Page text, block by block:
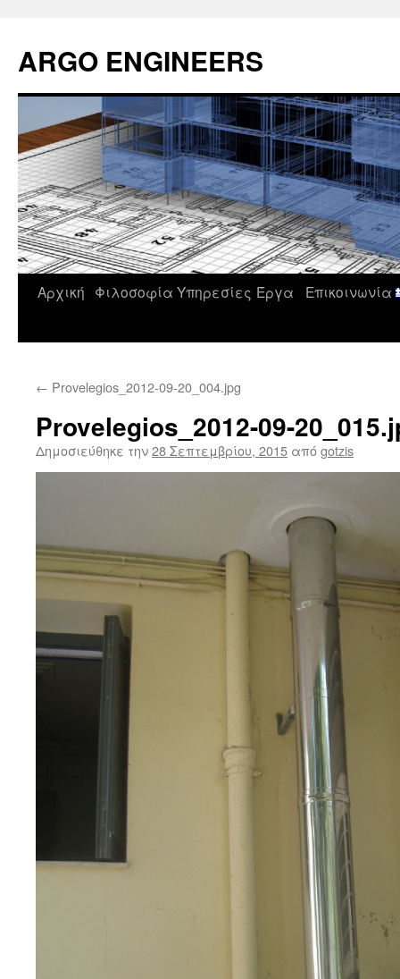
περιεχόμενο
ARGO ENGINEERS
Αρχική Φιλοσοφία Υπηρεσίες Έργα
Επικοινωνία
← Provelegios_2012-09-20_004.jpg
Provelegios_2012-09-
Δημοσιεύθηκε την28 Σεπτεμβρίου, 2015 απόgotzis